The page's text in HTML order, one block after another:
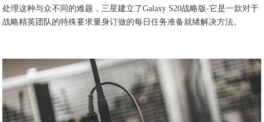
处理这种与众不同的难题，三星建立了Galaxy S20战略版-它是一款对于
战略精英团队的特殊要求量身订做的每日任务准备就绪解决方法。